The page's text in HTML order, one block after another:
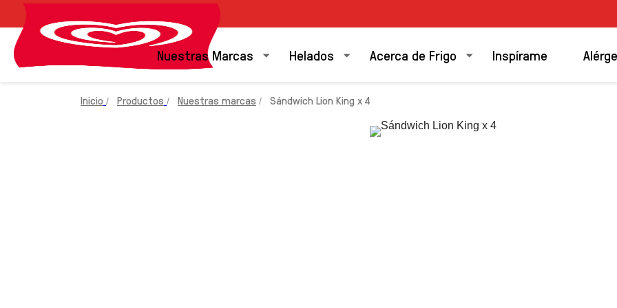
Nuestras Marcas Helados Acerca de Frigo Inspírame
Inicio Productos Nuestras marcas Sándwich Lion King x 4